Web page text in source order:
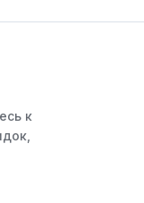
со своими
к
интернет-
для участников,
к